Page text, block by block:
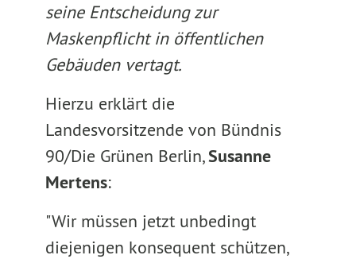
seine Entscheidung zur
Maskenpflicht in öffentlichen
Gebäuden vertagt.
Hierzu erklärt die
Landesvorsitzende von Bündnis
90/Die Grünen Berlin,Susanne
Mertens:
"Wir müssen jetzt unbedingt
diejenigen konsequent schützen,